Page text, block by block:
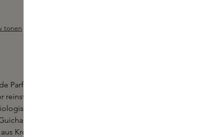
tonen
Parfum von Matiere Premiere ist ein Parfüm, bei
reinsten Form verwendet wurde, die vom
angebaut wird. Der Gründer und
hat das ursprüngliche Eau de Parfum mit
Kroatien als Gastzutat angereichert.